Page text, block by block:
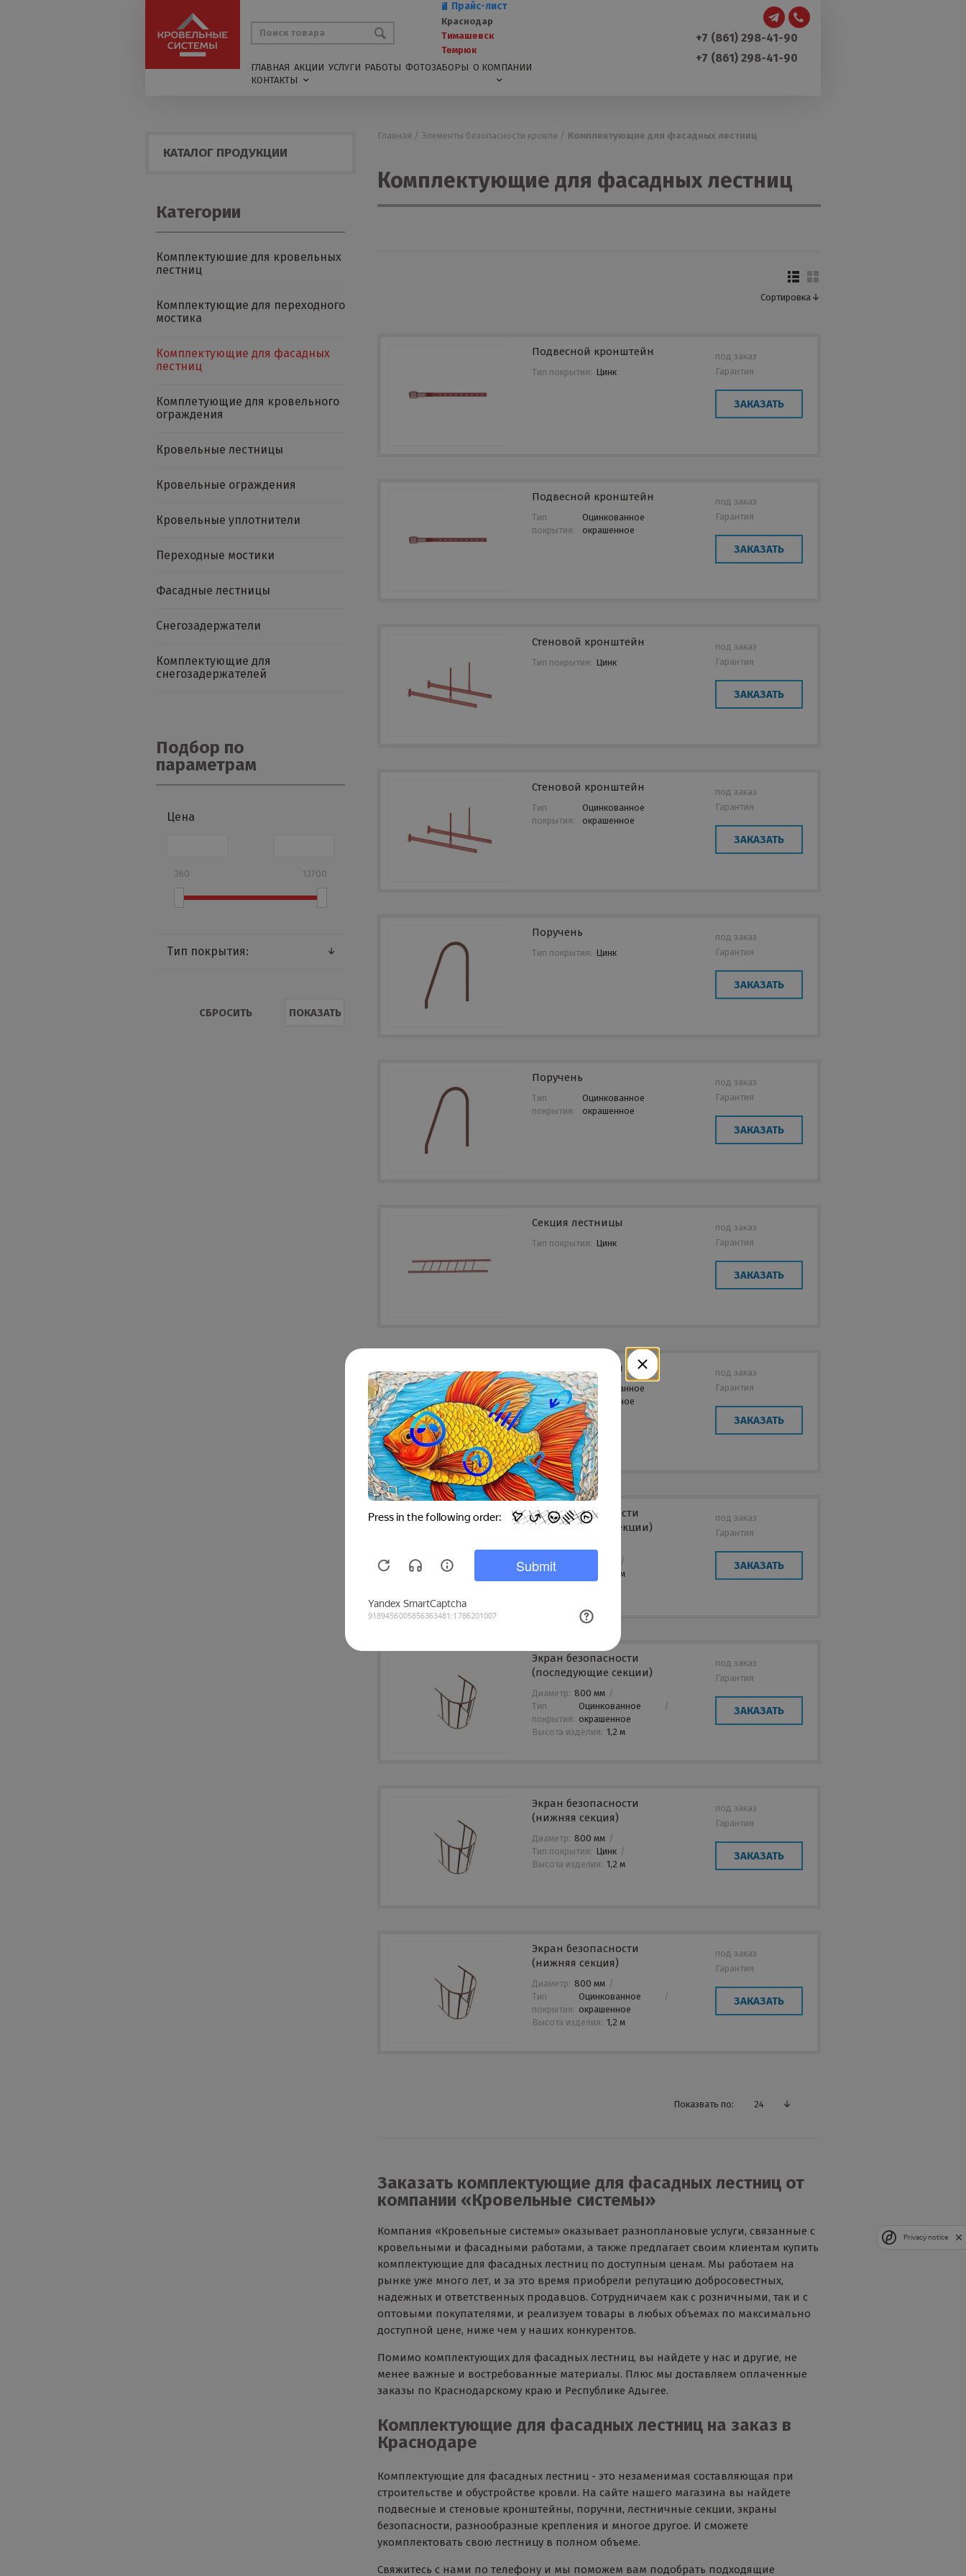
Прайс-лист
Краснодар
Тимашевск
Темрюк
ГЛАВНАЯ АКЦИИ УСЛУГИ РАБОТЫ ФОТОЗАБОРЫ О КОМПАНИИ
КОНТАКТЫ
+7 (861) 298-41-90
+7 (861) 298-41-90
КАТАЛОГ ПРОДУКЦИИ
Категории
Комплектуюшие для кровельных
лестниц
Комплектующие для переходного
мостика
Комплектующие для фасадных
лестниц
Комплетующие для кровельного
ограждения
Кровельные лестницы
Кровельные ограждения
Кровельные уплотнители
Переходные мостики
Фасадные лестницы
Снегозадержатели
Комплектующие для
снегозадержателей
Подбор по
параметрам
Цена
360 13700
Тип покрытия:
СБРОСИТЬ ПОКАЗАТЬ
Главная / Элементы безопасности кровли / Комплектующие для фасадных лестниц
Комплектующие для фасадных лестниц
Сортировка
Подвесной кронштейн
Тип покрытия: Цинк
под заказ
Гарантия
ЗАКАЗАТЬ
Подвесной кронштейн
Тип
покрытия:
Оцинкованное
окрашенное
под заказ
Гарантия
ЗАКАЗАТЬ
Стеновой кронштейн
Тип покрытия: Цинк
под заказ
Гарантия
ЗАКАЗАТЬ
Стеновой кронштейн
Тип
покрытия:
Оцинкованное
окрашенное
под заказ
Гарантия
ЗАКАЗАТЬ
Поручень
Тип покрытия: Цинк
под заказ
Гарантия
ЗАКАЗАТЬ
Поручень
Тип
покрытия:
Оцинкованное
окрашенное
под заказ
Гарантия
ЗАКАЗАТЬ
Секция лестницы
Тип покрытия: Цинк
под заказ
Гарантия
ЗАКАЗАТЬ
Секция лестницы
Тип
покрытия:
Оцинкованное
окрашенное
под заказ
Гарантия
ЗАКАЗАТЬ
Экран безопасности
(последующие секции)
Диаметр: 800 мм
Тип покрытия:
/
Высота изделия:
1,2 м
под заказ
Гарантия
ЗАКАЗАТЬ
Экран безопасности
(последующие секции)
Диаметр: 800 мм /
Тип
покрытия:
Оцинкованное
окрашенное
/
Высота изделия: 1,2 м
под заказ
Гарантия
ЗАКАЗАТЬ
Экран безопасности
(нижняя секция)
Диаметр: 800 мм /
Тип покрытия: Цинк /
Высота изделия: 1,2 м
под заказ
Гарантия
ЗАКАЗАТЬ
Экран безопасности
(нижняя секция)
Диаметр: 800 мм /
Тип
покрытия:
Оцинкованное
окрашенное
/
Высота изделия: 1,2 м
под заказ
Гарантия
ЗАКАЗАТЬ
Показвать по: 24
Заказать комплектующие для фасадных лестниц от
компании «Кровельные системы»
Компания «Кровельные системы» оказывает разноплановые услуги, связанные с
кровельными и фасадными работами, а также предлагает своим клиентам купить
комплектующие для фасадных лестниц по доступным ценам. Мы работаем на
рынке уже много лет, и за это время приобрели репутацию добросовестных,
надежных и ответственных продавцов. Сотрудничаем как с розничными, так и с
оптовыми покупателями, и реализуем товары в любых объемах по максимально
доступной цене, ниже чем у наших конкурентов.
Помимо комплектующих для фасадных лестниц, вы найдете у нас и другие, не
менее важные и востребованные материалы. Плюс мы доставляем оплаченные
заказы по Краснодарскому краю и Республике Адыгее.
Комплектующие для фасадных лестниц на заказ в
Краснодаре
Комплектующие для фасадных лестниц - это незаменимая составляющая при
строительстве и обустройстве кровли. На сайте нашего магазина вы найдете
подвесные и стеновые кронштейны, поручни, лестничные секции, экраны
безопасности, разнообразные крепления и многое другое. И сможете
укомплектовать свою лестницу в полном объеме.
Свяжитесь с нами по телефону и мы поможем вам подобрать подходящие
Privacy notice